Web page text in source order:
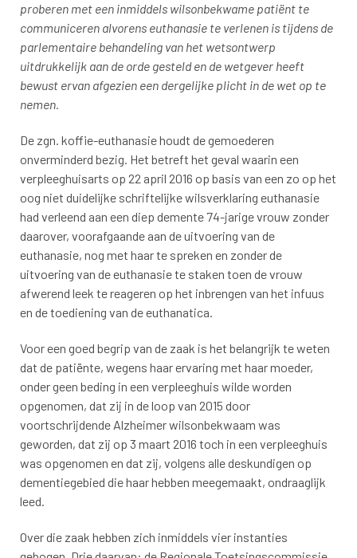
proberen met een inmiddels wilsonbekwame patiënt te
communiceren alvorens euthanasie te verlenen is tijdens de
parlementaire behandeling van het wetsontwerp
uitdrukkelijk aan de orde gesteld en de wetgever heeft
bewust ervan afgezien een dergelijke plicht in de wet op te
nemen.
De zgn. koffie-euthanasie houdt de gemoederen
onverminderd bezig. Het betreft het geval waarin een
verpleeghuisarts op 22 april 2016 op basis van een zo op het
oog niet duidelijke schriftelijke wilsverklaring euthanasie
had verleend aan een diep demente 74-jarige vrouw zonder
daarover, voorafgaande aan de uitvoering van de
euthanasie, nog met haar te spreken en zonder de
uitvoering van de euthanasie te staken toen de vrouw
afwerend leek te reageren op het inbrengen van het infuus
en de toediening van de euthanatica.
Voor een goed begrip van de zaak is het belangrijk te weten
dat de patiënte, wegens haar ervaring met haar moeder,
onder geen beding in een verpleeghuis wilde worden
opgenomen, dat zij in de loop van 2015 door
voortschrijdende Alzheimer wilsonbekwaam was
geworden, dat zij op 3 maart 2016 toch in een verpleeghuis
was opgenomen en dat zij, volgens alle deskundigen op
dementiegebied die haar hebben meegemaakt, ondraaglijk
leed.
Over die zaak hebben zich inmiddels vier instanties